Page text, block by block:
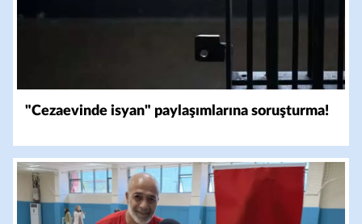
"Cezaevinde isyan" paylaşımlarına soruşturma!